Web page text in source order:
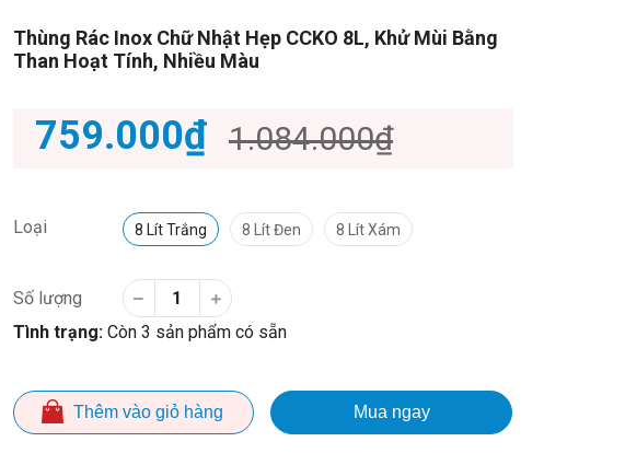
Thùng Rác Inox Chữ Nhật Hẹp CCKO 8L, Khử Mùi Bằng
Than Hoạt Tính, Nhiều Màu
759.000₫ 1.084.000₫
Loại 8 Lít Trắng 8 Lít Đen 8 Lít Xám
Số lượng
Tình trạng: Còn 3 sản phẩm có sẵn
Thêm vào giỏ hàng Mua ngay